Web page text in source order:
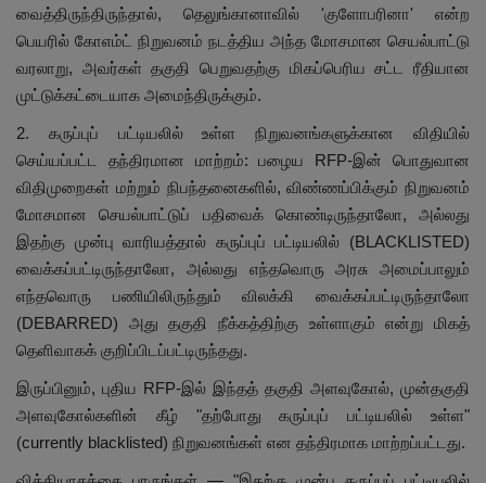
வைத்திருந்திருந்தால், தெலுங்கானாவில் 'குளோபரினா' என்ற
பெயரில் கோஎம்ட் நிறுவனம் நடத்திய அந்த மோசமான செயல்பாட்டு
வரலாறு, அவர்கள் தகுதி பெறுவதற்கு மிகப்பெரிய சட்ட ரீதியான
முட்டுக்கட்டையாக அமைந்திருக்கும்.
2. கருப்புப் பட்டியலில் உள்ள நிறுவனங்களுக்கான விதியில்
செய்யப்பட்ட தந்திரமான மாற்றம்: பழைய RFP-இன் பொதுவான
விதிமுறைகள் மற்றும் நிபந்தனைகளில், விண்ணப்பிக்கும் நிறுவனம்
மோசமான செயல்பாட்டுப் பதிவைக் கொண்டிருந்தாலோ, அல்லது
இதற்கு முன்பு வாரியத்தால் கருப்புப் பட்டியலில் (BLACKLISTED)
வைக்கப்பட்டிருந்தாலோ, அல்லது எந்தவொரு அரசு அமைப்பாலும்
எந்தவொரு பணியிலிருந்தும் விலக்கி வைக்கப்பட்டிருந்தாலோ
(DEBARRED) அது தகுதி நீக்கத்திற்கு உள்ளாகும் என்று மிகத்
தெளிவாகக் குறிப்பிடப்பட்டிருந்தது.
இருப்பினும், புதிய RFP-இல் இந்தத் தகுதி அளவுகோல், முன்தகுதி
அளவுகோல்களின் கீழ் "தற்போது கருப்புப் பட்டியலில் உள்ள"
(currently blacklisted) நிறுவனங்கள் என தந்திரமாக மாற்றப்பட்டது.